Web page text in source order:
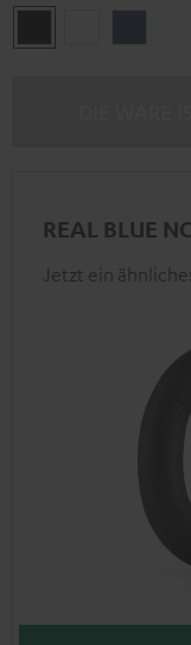
Black
White
REAL BLUE
Jetzt ein